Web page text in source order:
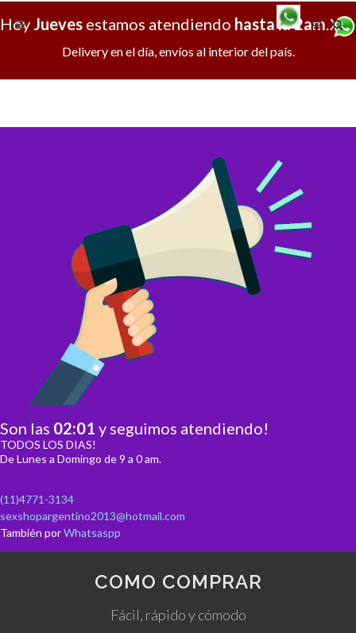
X
Hoy Jueves estamos atendiendo hasta la 2am.
Delivery en el día, envíos al interior del país.
Son las 02:01 y seguimos atendiendo!
TODOS LOS DIAS!
De Lunes a Domingo de 9 a 0 am.
(11)4771-3134
sexshopargentino2013@hotmail.com
También porWhatsaspp
COMO COMPRAR
Fácil, rápido y cómodo